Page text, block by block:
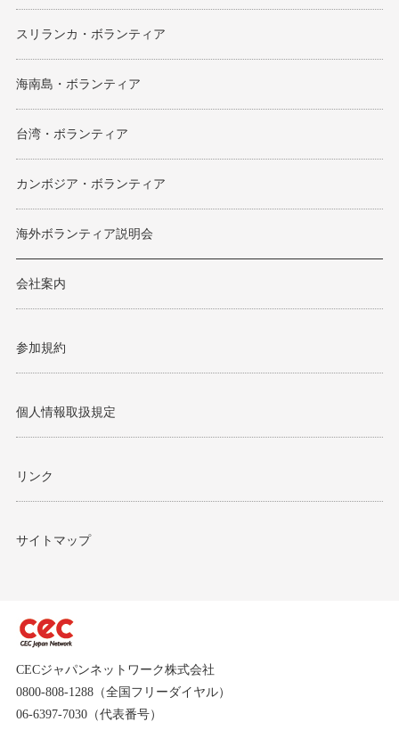
スリランカ・ボランティア
海南島・ボランティア
台湾・ボランティア
カンボジア・ボランティア
海外ボランティア説明会
会社案内
参加規約
個人情報取扱規定
リンク
サイトマップ
CECジャパンネットワーク株式会社
0800-808-1288（全国フリーダイヤル）
06-6397-7030（代表番号）